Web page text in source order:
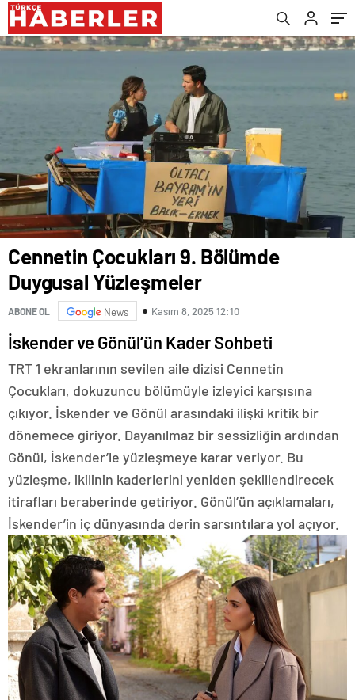
Cennetin Çocukları 9. Bölümde
Duygusal Yüzleşmeler
ABONE OL News Kasım 8, 2025 12:10
İskender ve Gönül’ün Kader Sohbeti
TRT 1 ekranlarının sevilen aile dizisi Cennetin
Çocukları, dokuzuncu bölümüyle izleyici karşısına
çıkıyor. İskender ve Gönül arasındaki ilişki kritik bir
dönemece giriyor. Dayanılmaz bir sessizliğin ardından
Gönül, İskender’le yüzleşmeye karar veriyor. Bu
yüzleşme, ikilinin kaderlerini yeniden şekillendirecek
itirafları beraberinde getiriyor. Gönül’ün açıklamaları,
İskender’in iç dünyasında derin sarsıntılara yol açıyor.